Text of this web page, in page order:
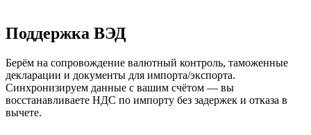
Поддержка ВЭД
Берём на сопровождение валютный контроль, таможенные
декларации и документы для импорта/экспорта.
Синхронизируем данные с вашим счётом — вы
восстанавливаете НДС по импорту без задержек и отказа в
вычете.